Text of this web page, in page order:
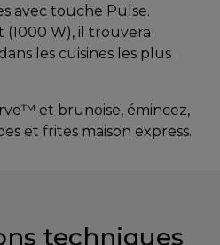
avec touche Pulse.
(1000 W), il trouvera
les cuisines les plus
et brunoise, émincez,
et frites maison express.
techniques